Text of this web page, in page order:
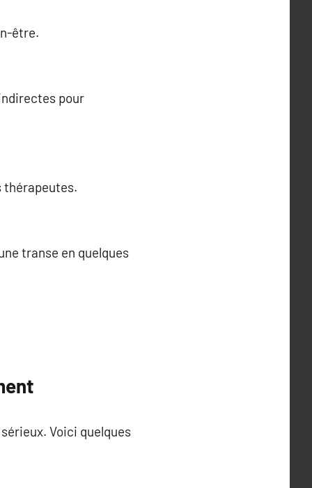
être.
pour
thérapeutes.
transe en quelques
Voici quelques